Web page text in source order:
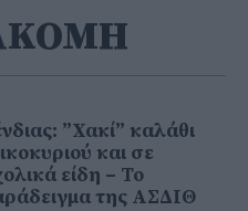
”Χακί” καλάθι
και σε
είδη – Το
της ΑΣΔΙΘ